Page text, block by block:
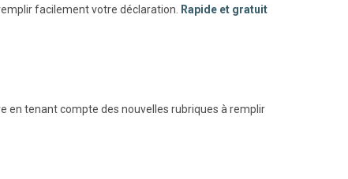
facilement votre déclaration.
Rapide et gratuit
en tenant compte des nouvelles rubriques à remplir